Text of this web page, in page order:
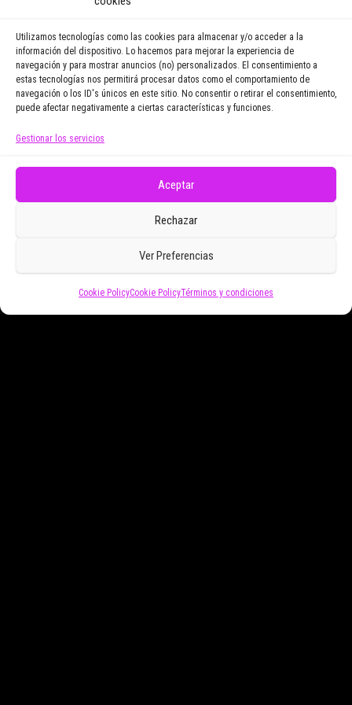
Utilizamos tecnologías como las cookies para almacenar y/o acceder a la
información del dispositivo. Lo hacemos para mejorar la experiencia de
navegación y para mostrar anuncios (no) personalizados. El consentimiento a
estas tecnologías nos permitirá procesar datos como el comportamiento de
navegación o los ID's únicos en este sitio. No consentir o retirar el consentimiento,
puede afectar negativamente a ciertas características y funciones.
Gestionar los servicios
Aceptar
Rechazar
Ver Preferencias
Cookie PolicyCookie PolicyTérminos y condiciones
Email Address
electrónicos promocionales de Zoomdestinos.es
Funciona gracias aWordPress |Tema:Envo Magazine